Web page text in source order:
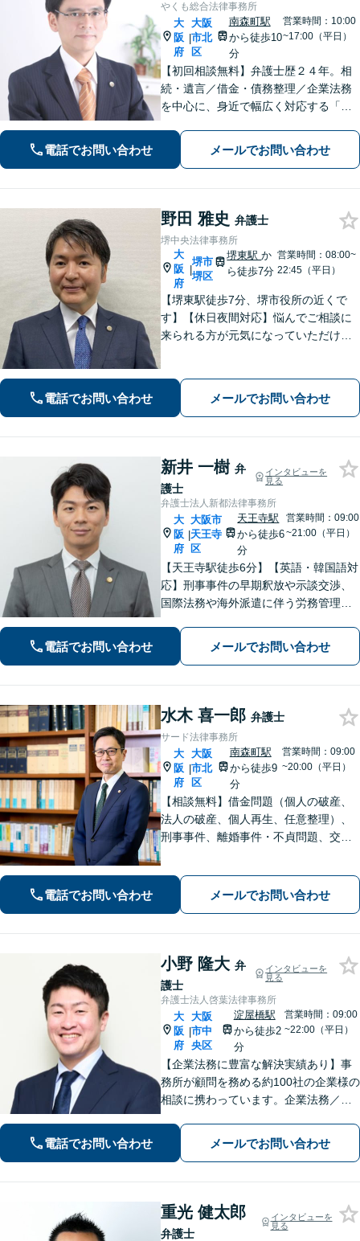
やくも総合法律事務所
大
阪
府
|
大阪
市北
区
南森町駅
から徒歩10
分
営業時間：10:00
~17:00（平日）
【初回相談無料】弁護士歴２４年。相
続・遺言／借金・債務整理／企業法務
を中心に、身近で幅広く対応する「町
刑事事件も相談可能です。様々な難し
いご相談にも対応します。【完全個
電話でお問い合わせ メールでお問い合わせ
野田 雅史 弁護士
堺中央法律事務所
大
阪
府
|
堺市
堺区
堺東駅か
ら徒歩7分
営業時間：08:00~
22:45（平日）
【堺東駅徒歩7分、堺市役所の近くで
す】【休日夜間対応】悩んでご相談に
来られる方が元気になっていただける
ください。分野によっては、初回30分
間の無料相談を実施しております。
電話でお問い合わせ メールでお問い合わせ
新井 一樹 弁
護士
インタビューを
見る
弁護士法人新都法律事務所
大
阪
府
|
大阪市
天王寺
区
天王寺駅
から徒歩6
分
営業時間：09:00
~21:00（平日）
【天王寺駅徒歩6分】【英語・韓国語対
応】刑事事件の早期釈放や示談交渉、
国際法務や海外派遣に伴う労務管理、
お任せください。法律のプロフェッシ
ョナルが、途を切り拓くお手伝いを致
電話でお問い合わせ メールでお問い合わせ
水木 喜一郎 弁護士
サード法律事務所
大
阪
府
|
大阪
市北
区
南森町駅
から徒歩9
分
営業時間：09:00
~20:00（平日）
【相談無料】借金問題（個人の破産、
法人の破産、個人再生、任意整理）、
刑事事件、離婚事件・不貞問題、交通
軽にお問い合わせください。
電話でお問い合わせ メールでお問い合わせ
小野 隆大 弁
護士
インタビューを
見る
弁護士法人啓葉法律事務所
大
阪
府
|
大阪
市中
央区
淀屋橋駅
から徒歩2
分
営業時間：09:00
~22:00（平日）
【企業法務に豊富な解決実績あり】事
務所が顧問を務める約100社の企業様の
相談に携わっています。企業法務／事
／債権回収／事業承継など、トラブル
やお困りごとのご相談はお任せくださ
電話でお問い合わせ メールでお問い合わせ
重光 健太郎
弁護士
インタビューを
見る